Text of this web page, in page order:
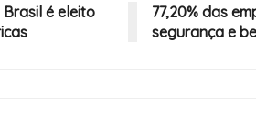
é eleito
77,20% das
segurança e